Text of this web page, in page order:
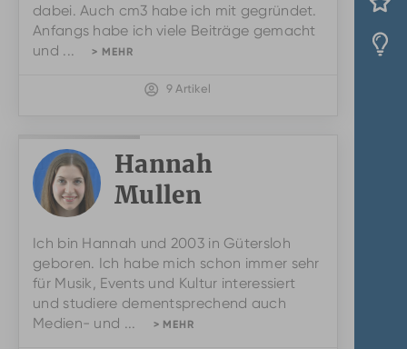
dabei. Auch cm3 habe ich mit gegründet.
Anfangs habe ich viele Beiträge gemacht
und ...
> MEHR
9 Artikel
Hannah
Mullen
Ich bin Hannah und 2003 in Gütersloh
geboren. Ich habe mich schon immer sehr
für Musik, Events und Kultur interessiert
und studiere dementsprechend auch
Medien- und ...
> MEHR